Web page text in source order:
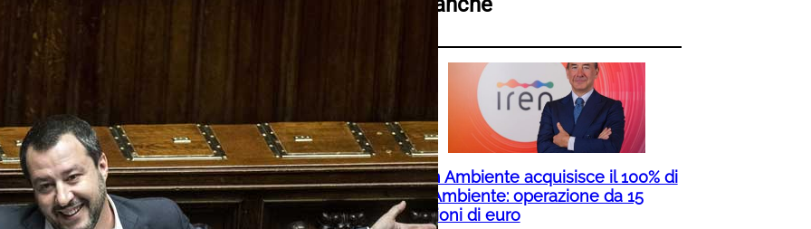
Iren Ambiente acquisisce il 100% di
ETAmbiente: operazione da 15
milioni di euro